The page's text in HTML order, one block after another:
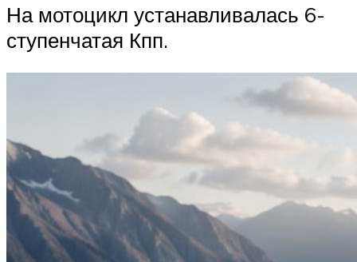
На мотоцикл устанавливалась 6-
ступенчатая Кпп.